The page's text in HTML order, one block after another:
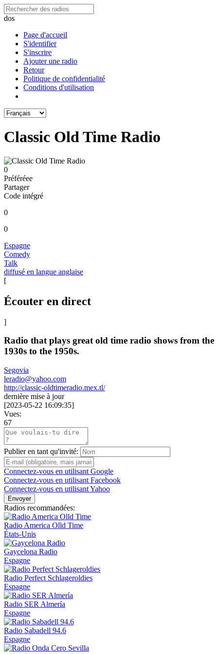
dos
Page d'accueil
S'identifier
S'inscrire
Ajouter une radio
Retour
Politique de confidentialité
Conditions d'utilisation
Classic Old Time Radio
0
Préféréeе
Partager
Code intégré
0
0
Espagne
Comedy
Talk
diffusé en langue anglaise
[
Écouter en direct
]
Radio that plays great old time radio shows from the
1930s to the 1950s.
Segovia
leradio@yahoo.com
http://classic-oldtimeradio.mex.tl/
dernière mise à jour
[2023-05-22 16:09:35]
Vues:
67
Publier en tant qu'invité:
Connectez-vous en utilisant Google
Connectez-vous en utilisant Facebook
Connectez-vous en utilisant Yahoo
Envoyer
Radios recommandées:
Radio America Olld Time
États-Unis
Gaycelona Radio
Espagne
Radio Perfect Schlageroldies
Espagne
Radio SER Almería
Espagne
Radio Sabadell 94.6
Espagne